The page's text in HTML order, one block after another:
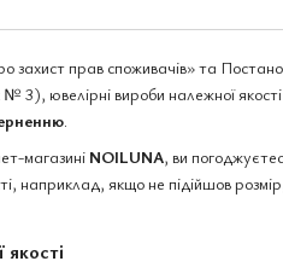
захист прав споживачів» та
ювелірні вироби належної якості
.
магазині NOILUNA, ви
наприклад, якщо не підійшов